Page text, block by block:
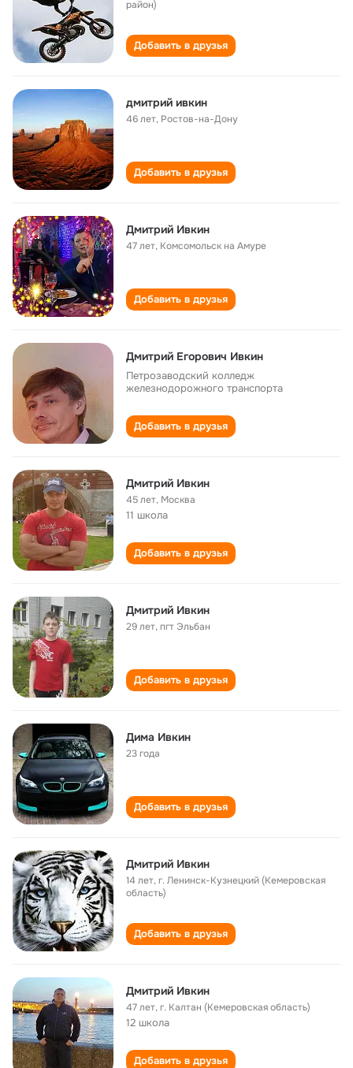
район)
Добавить в друзья
дмитрий ивкин
46 лет, Ростов-на-Дону
Добавить в друзья
Дмитрий Ивкин
47 лет, Комсомольск на Амуре
Добавить в друзья
Дмитрий Егорович Ивкин
Петрозаводский колледж
железнодорожного транспорта
Добавить в друзья
Дмитрий Ивкин ​
45 лет, Москва
11 школа
Добавить в друзья
Дмитрий Ивкин
29 лет,пгт Эльбан
Добавить в друзья
Дима Ивкин
23 года
Добавить в друзья
Дмитрий Ивкин
14 лет,г. Ленинск-Кузнецкий (Кемеровская
область)
Добавить в друзья
Дмитрий Ивкин
47 лет,г. Калтан (Кемеровская область)
12 школа
Добавить в друзья